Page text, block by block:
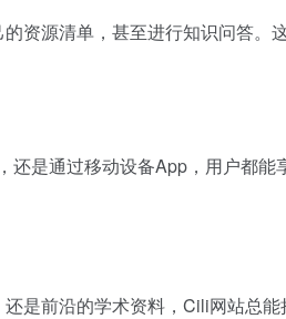
资源清单，甚至进行知识问答。
是通过移动设备App，用户都能
是前沿的学术资料，Cili网站总能